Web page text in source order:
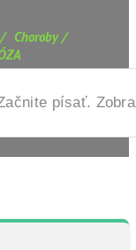
/ Choroby /